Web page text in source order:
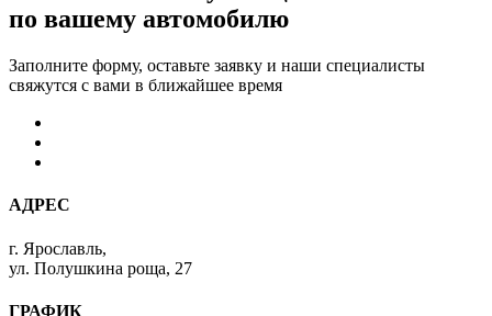
по вашему автомобилю
Заполните форму, оставьте заявку и наши специалисты
свяжутся с вами в ближайшее время
АДРЕС
г. Ярославль,
ул. Полушкина роща, 27
ГРАФИК